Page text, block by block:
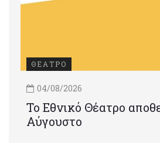
ΘΕΑΤΡΟ
04/08/2026
Το Εθνικό Θέατρο
Αύγουστο